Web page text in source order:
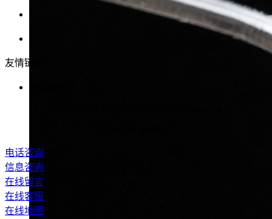
国内油墨产业现状及发展趋势简析
友情链接
电话咨询
信息咨询
在线留言
在线客服
在线地图